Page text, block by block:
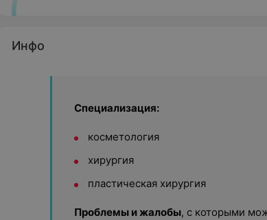
Инфо
Специализация:
косметология
хирургия
пластическая хирургия
Проблемы и жалобы, с которыми